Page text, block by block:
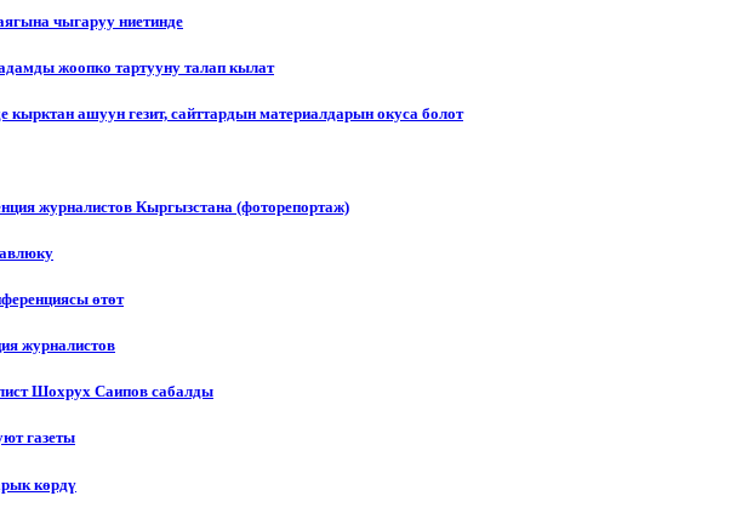
чыгаруу ниетинде
жоопко тартууну талап кылат
ашуун гезит, сайттардын материалдарын окуса болот
журналистов Кыргызстана (фоторепортаж)
өтөт
журналистов
Шохрух Саипов сабалды
газеты
көрдү